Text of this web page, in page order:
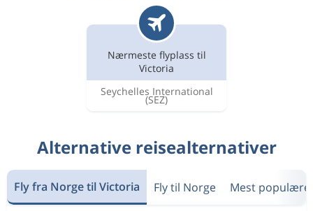
Nærmeste flyplass til
Victoria
Seychelles International
(SEZ)
Alternative reisealternativer
Fly fra Norge til Victoria Fly til Norge Mest populære